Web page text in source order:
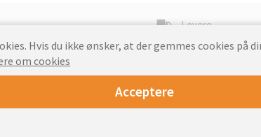
Levere
Hvis du ikke ønsker, at der gemmes cookies på
om cookies
Acceptere